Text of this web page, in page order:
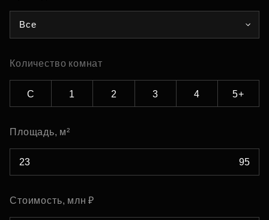
Все
Количество комнат
С 1 2 3 4 5+
Площадь, м²
Стоимость, млн ₽